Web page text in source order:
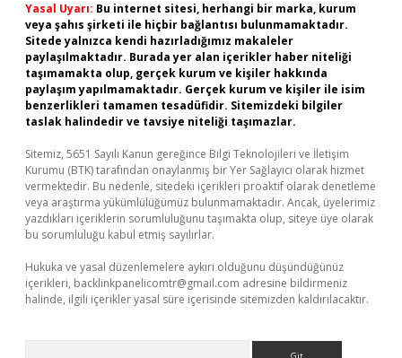
Yasal Uyarı: Bu internet sitesi, herhangi bir marka, kurum
veya şahıs şirketi ile hiçbir bağlantısı bulunmamaktadır.
Sitede yalnızca kendi hazırladığımız makaleler
paylaşılmaktadır. Burada yer alan içerikler haber niteliği
taşımamakta olup, gerçek kurum ve kişiler hakkında
paylaşım yapılmamaktadır. Gerçek kurum ve kişiler ile isim
benzerlikleri tamamen tesadüfidir. Sitemizdeki bilgiler
taslak halindedir ve tavsiye niteliği taşımazlar.
Sitemiz, 5651 Sayılı Kanun gereğince Bilgi Teknolojileri ve İletişim
Kurumu (BTK) tarafından onaylanmış bir Yer Sağlayıcı olarak hizmet
vermektedir. Bu nedenle, sitedeki içerikleri proaktif olarak denetleme
veya araştırma yükümlülüğümüz bulunmamaktadır. Ancak, üyelerimiz
yazdıkları içeriklerin sorumluluğunu taşımakta olup, siteye üye olarak
bu sorumluluğu kabul etmiş sayılırlar.
Hukuka ve yasal düzenlemelere aykırı olduğunu düşündüğünüz
içerikleri, backlinkpanelicomtr@gmail.com adresine bildirmeniz
halinde, ilgili içerikler yasal süre içerisinde sitemizden kaldırılacaktır.